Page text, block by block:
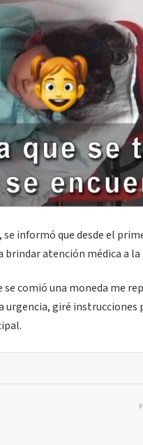
se informó que desde el
atención médica a
se comió una moneda me
giré instrucciones